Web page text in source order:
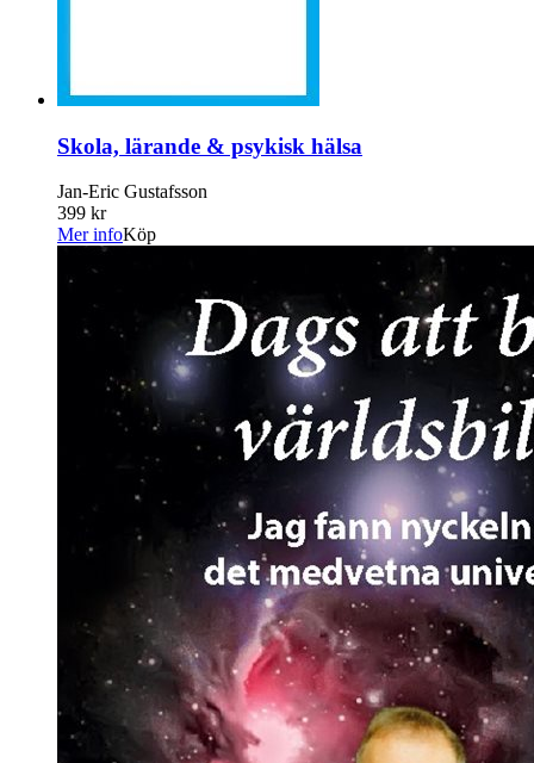
Skola, lärande & psykisk hälsa
Jan-Eric Gustafsson
399 kr
Mer infoKöp